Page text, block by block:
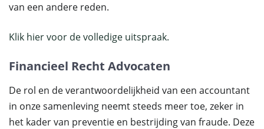
van een andere reden.
Klik hier voor de volledige uitspraak.
Financieel Recht Advocaten
De rol en de verantwoordelijkheid van een accountant
in onze samenleving neemt steeds meer toe, zeker in
het kader van preventie en bestrijding van fraude. Deze